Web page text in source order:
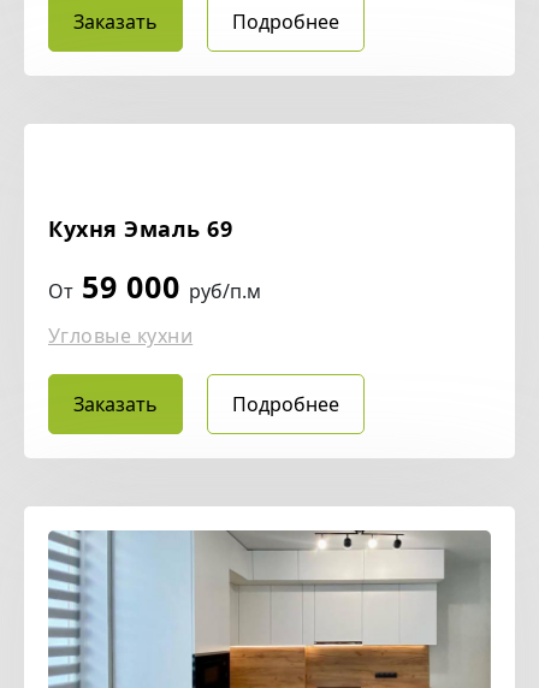
Заказать Подробнее
Кухня Эмаль 69
От 59 000 руб/п.м
Угловые кухни
Заказать Подробнее